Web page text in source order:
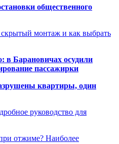
общественного
монтаж и как выбрать
в Барановичах осудили
пассажирки
квартиры, один
руководство для
отжиме? Наиболее